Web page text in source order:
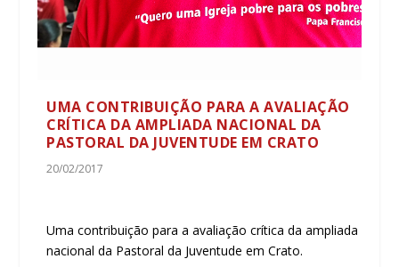
UMA CONTRIBUIÇÃO PARA A AVALIAÇÃO
CRÍTICA DA AMPLIADA NACIONAL DA
PASTORAL DA JUVENTUDE EM CRATO
20/02/2017
Uma contribuição para a avaliação crítica da ampliada
nacional da Pastoral da Juventude em Crato.